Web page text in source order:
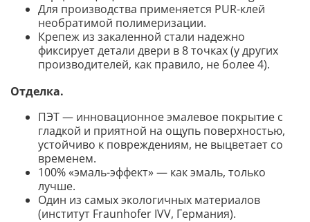
Для производства применяется PUR-клей
необратимой полимеризации.
Крепеж из закаленной стали надежно
фиксирует детали двери в 8 точках (у других
производителей, как правило, не более 4).
Отделка.
ПЭТ — инновационное эмалевое покрытие c
гладкой и приятной на ощупь поверхностью,
устойчиво к повреждениям, не выцветает со
временем.
100% «эмаль-эффект» — как эмаль, только
лучше.
Один из самых экологичных материалов
(институт Fraunhofer IVV, Германия).